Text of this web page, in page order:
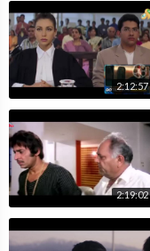
2:12:57
2:19:02